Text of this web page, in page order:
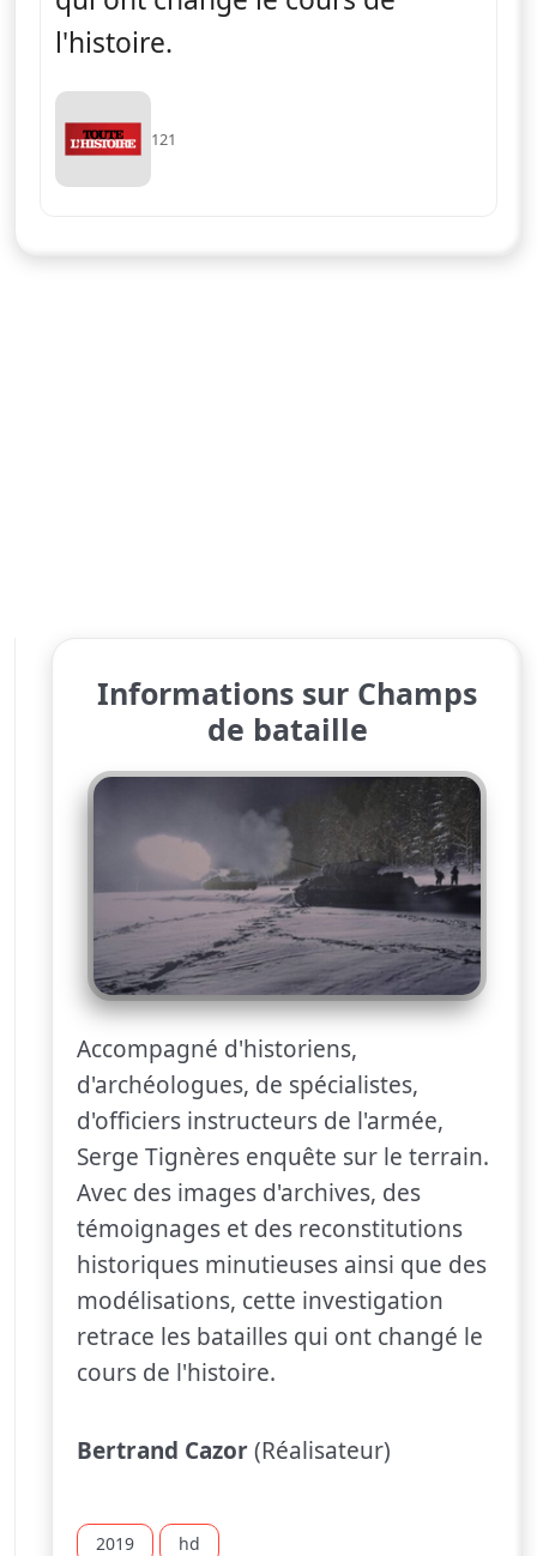
l'histoire.
121
Informations sur Champs
de bataille
Accompagné d'historiens,
d'archéologues, de spécialistes,
d'officiers instructeurs de l'armée,
Serge Tignères enquête sur le terrain.
Avec des images d'archives, des
témoignages et des reconstitutions
historiques minutieuses ainsi que des
modélisations, cette investigation
retrace les batailles qui ont changé le
cours de l'histoire.
Bertrand Cazor(Réalisateur)
2019 hd